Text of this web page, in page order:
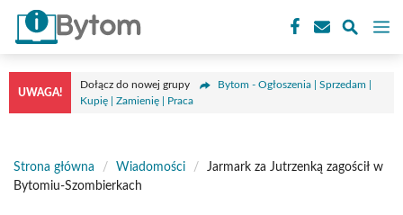
Przejdź
treści
UWAGA!
Dołącz do nowej grupy
Bytom - Ogłoszenia | Sprzedam |
Kupię | Zamienię | Praca
Strona główna / Wiadomości /
Jarmark za Jutrzenką zagościł w
Bytomiu-Szombierkach